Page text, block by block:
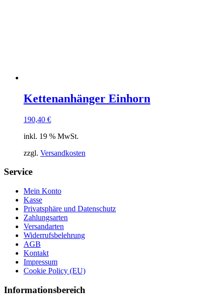
Kettenanhänger Einhorn
190,40 €
inkl. 19 % MwSt.
zzgl. Versandkosten
Service
Mein Konto
Kasse
Privatsphäre und Datenschutz
Zahlungsarten
Versandarten
Widerrufsbelehrung
AGB
Kontakt
Impressum
Cookie Policy (EU)
Informationsbereich